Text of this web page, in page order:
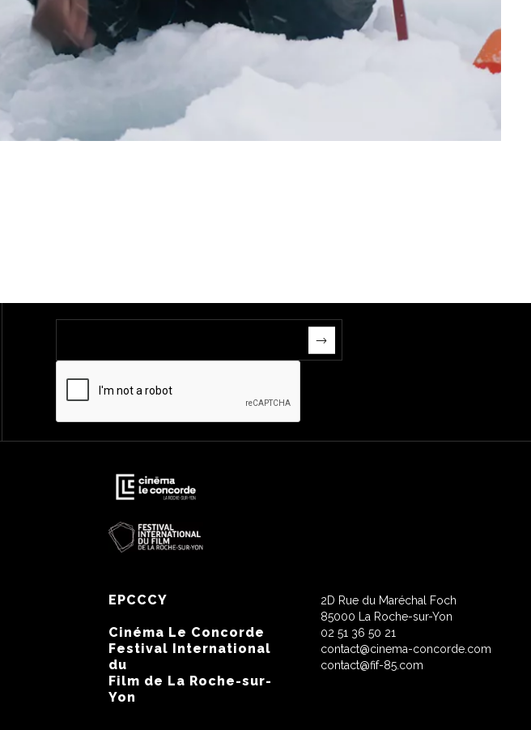
EPCCCY
Cinéma Le Concorde
Festival International
du
Film de La Roche-sur-
Yon
2D Rue du Maréchal Foch
85000 La Roche-sur-Yon
02 51 36 50 21
contact@cinema-concorde.com
contact@fif-85.com